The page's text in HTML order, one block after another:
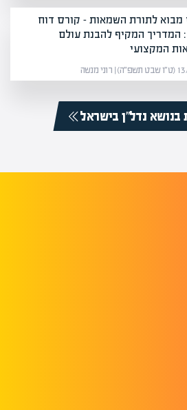
מבוא לתורת השמאות – קורס דוח
המדריך המקיף להבנת עולם
המקצועי
מנשה
בנושא נדל”ן בישראל